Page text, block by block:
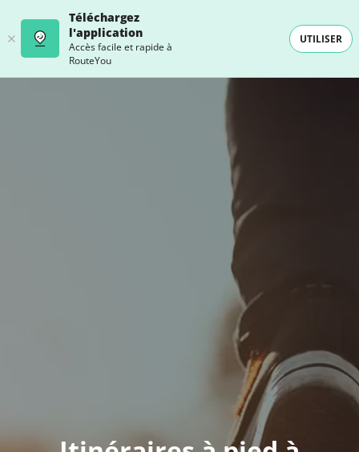
Téléchargez
l'application
Accès facile et rapide à
RouteYou
UTILISER